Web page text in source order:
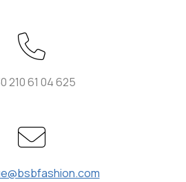
210 61 04 625